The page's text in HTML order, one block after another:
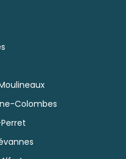
Colombes